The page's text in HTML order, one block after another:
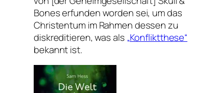
Bones erfunden worden sei, um das
Christentum im Rahmen dessen zu
diskreditieren, was als „Konfliktthese“
bekannt ist.